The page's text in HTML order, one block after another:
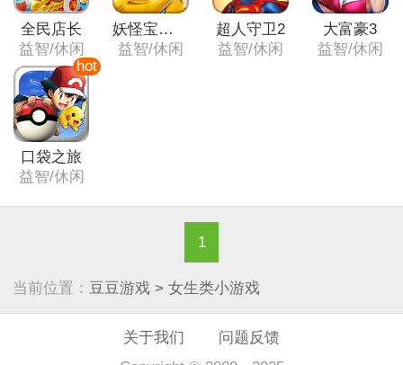
全民店长
益智/休闲
妖怪宝可萌
益智/休闲
超人守卫2
益智/休闲
大富豪3
益智/休闲
口袋之旅
益智/休闲
1
当前位置： 豆豆游戏 > 女生类小游戏
关于我们
问题反馈